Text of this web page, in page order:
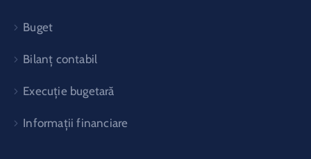
Buget
Bilanț contabil
Execuție bugetară
Informații financiare